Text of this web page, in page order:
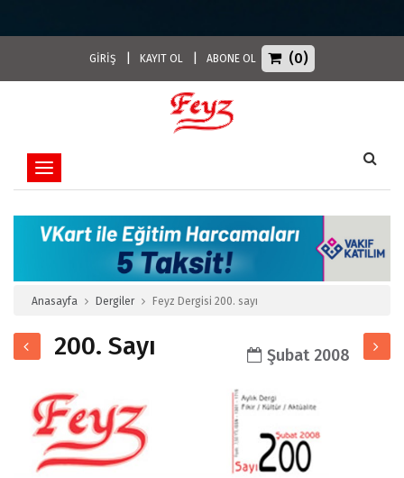
GİRİŞ KAYIT OL ABONE OL (0)
Toggle navigation
Anasayfa Dergiler Feyz Dergisi 200. sayı
200. Sayı Şubat 2008